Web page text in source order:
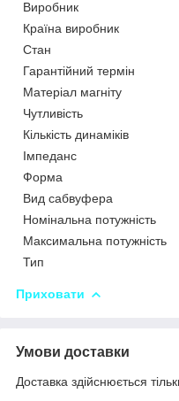
Виробник
Країна виробник
Стан
Гарантійний термін
Матеріал магніту
Чутливість
Кількість динаміків
Імпеданс
Форма
Вид сабвуфера
Номінальна потужність
Максимальна потужність
Тип
Приховати
Умови доставки
Доставка здійснюється